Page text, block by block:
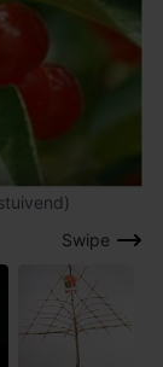
Swipe